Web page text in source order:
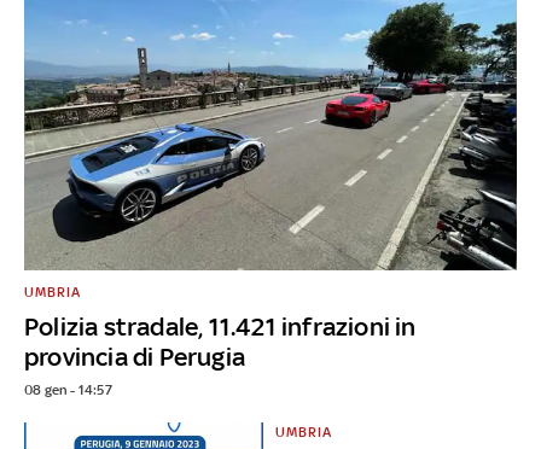
Polizia stradale, 11.421 infrazioni in
provincia di Perugia
UMBRIA
08 gen - 14:57
UMBRIA